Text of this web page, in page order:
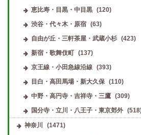
恵比寿・目黒・中目黒
(120)
渋谷・代々木・原宿
(63)
自由が丘・三軒茶屋・武蔵小杉
(423)
新宿・歌舞伎町
(137)
京王線・小田急線沿線
(393)
目白・高田馬場・新大久保
(110)
中野・高円寺・吉祥寺・三鷹
(309)
国分寺・立川・八王子・東京郊外
神奈川
(1471)